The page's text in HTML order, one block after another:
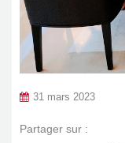
31 mars 2023
Partager sur :